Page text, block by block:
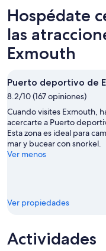
ago
9
ago
mañana
la
noche,
ago
-
10
ago
Exmouth
para
el
próximo
de
semana,
14
ago
-
16
ago
Hospédate
las
Exmouth
Puerto deportivo de
8.2/10 (167 opiniones)
Cuando visites Exmouth,
acercarte a Puerto
Esta zona es ideal para
mar y bucear con snorkel.
Ver menos
Ver propiedades
Actividades